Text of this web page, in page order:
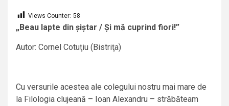
Views Counter: 58
„Beau lapte din șiștar / Și mă cuprind fiori!”
Autor: Cornel Cotuţiu (Bistriţa)
Cu versurile acestea ale colegului nostru mai mare de
la Filologia clujeană – Ioan Alexandru – străbăteam